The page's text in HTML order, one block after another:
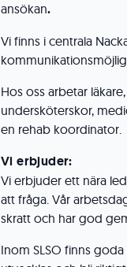
ansökan.
Vi finns i centrala
Hos oss arbetar
undersköterskor,
en rehab koordinator.
Vi erbjuder:
Vi erbjuder ett nära
att fråga. Vår
skratt och har god
Inom SLSO finns